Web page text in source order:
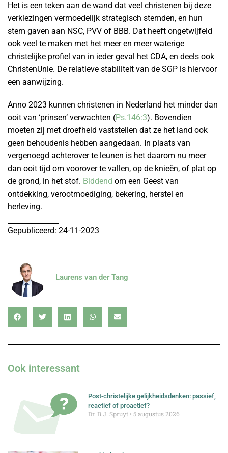
Het is een teken aan de wand dat veel christenen bij deze
verkiezingen vermoedelijk strategisch stemden, en hun
stem gaven aan NSC, PVV of BBB. Dat heeft ongetwijfeld
ook veel te maken met het meer en meer waterige
christelijke profiel van in ieder geval het CDA, en deels ook
ChristenUnie. De relatieve stabiliteit van de SGP is hiervoor
een aanwijzing.
Anno 2023 kunnen christenen in Nederland het minder dan
ooit van ‘prinsen’ verwachten (Ps.146:3). Bovendien
moeten zij met droefheid vaststellen dat ze het land ook
geen behoudenis hebben aangedaan. In plaats van
vergenoegd achterover te leunen is het daarom nu meer
dan ooit tijd om voorover te vallen, op de knieën, of plat op
de grond, in het stof. Biddend om een Geest van
ontdekking, verootmoediging, bekering, herstel en
herleving.
Gepubliceerd: 24-11-2023
Laurens van der Tang
Ook interessant
Post-christelijke gelijkheidsdenken: passief,
reactief of proactief?
Dr. B.J. Spruyt 5 augustus 2026